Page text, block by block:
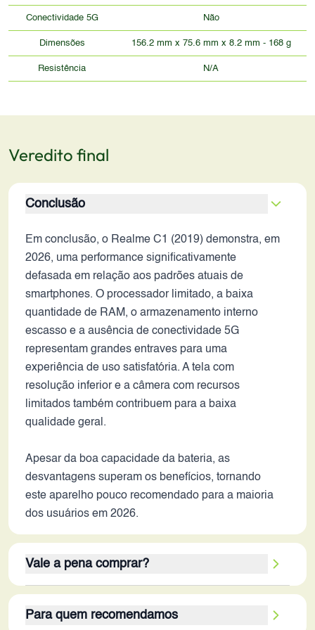
Conectividade 5G Não
Dimensões 156.2 mm x 75.6 mm x 8.2 mm - 168 g
Resistência N/A
Veredito final
Conclusão
Em conclusão, o Realme C1 (2019) demonstra, em
2026, uma performance significativamente
defasada em relação aos padrões atuais de
smartphones. O processador limitado, a baixa
quantidade de RAM, o armazenamento interno
escasso e a ausência de conectividade 5G
representam grandes entraves para uma
experiência de uso satisfatória. A tela com
resolução inferior e a câmera com recursos
limitados também contribuem para a baixa
qualidade geral.
Apesar da boa capacidade da bateria, as
desvantagens superam os benefícios, tornando
este aparelho pouco recomendado para a maioria
dos usuários em 2026.
Vale a pena comprar?
tecnológico de 2026, o Realme C1 (2019) não vale
Para quem recomendamos